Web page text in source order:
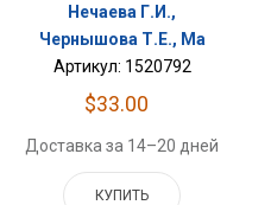
Нечаева Г.И.,
Чернышова Т.Е., Ма
Артикул: 1520792
$33.00
Доставка за 14–20 дней
КУПИТЬ